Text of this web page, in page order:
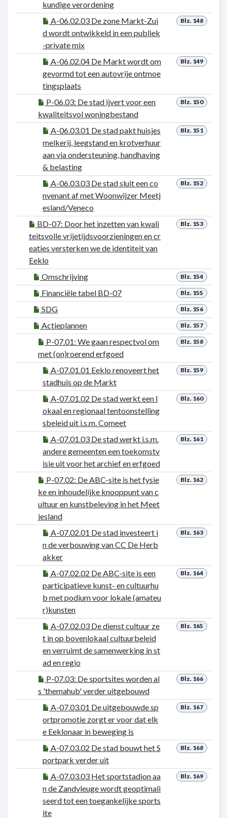
kundige verordening
Blz. 148
A-06.02.03 De zone Markt-Zui
d wordt ontwikkeld in een publiek
-private mix
Blz. 149
A-06.02.04 De Markt wordt om
gevormd tot een autovrije ontmoe
tingsplaats
Blz. 150
P-06.03: De stad ijvert voor een
kwaliteitsvol woningbestand
Blz. 151
A-06.03.01 De stad pakt huisjes
melkerij, leegstand en krotverhuur
aan via ondersteuning, handhaving
& belasting
Blz. 152
A-06.03.03 De stad sluit een co
nvenant af met Woonwijzer Meetj
esland/Veneco
Blz. 153
BD-07: Door het inzetten van kwali
teitsvolle vrijetijdsvoorzieningen en cr
eaties versterken we de identiteit van
Eeklo
Blz. 154
Omschrijving
Blz. 155
Financiële tabel BD-07
Blz. 156
SDG
Blz. 157
Actieplannen
Blz. 158
P-07.01: We gaan respectvol om
met (on)roerend erfgoed
Blz. 159
A-07.01.01 Eeklo renoveert het
stadhuis op de Markt
Blz. 160
A-07.01.02 De stad werkt een l
okaal en regionaal tentoonstelling
sbeleid uit i.s.m. Comeet
Blz. 161
A-07.01.03 De stad werkt i.s.m.
andere gemeenten een toekomstv
isie uit voor het archief en erfgoed
Blz. 162
P-07.02: De ABC-site is het fysie
ke en inhoudelijke knooppunt van c
ultuur en kunstbeleving in het Meet
jesland
Blz. 163
A-07.02.01 De stad investeert i
n de verbouwing van CC De Herb
akker
Blz. 164
A-07.02.02 De ABC-site is een
participatieve kunst- en cultuurhu
b met podium voor lokale (amateu
r)kunsten
Blz. 165
A-07.02.03 De dienst cultuur ze
t in op bovenlokaal cultuurbeleid
en verruimt de samenwerking in st
ad en regio
Blz. 166
P-07.03: De sportsites worden al
s 'themahub' verder uitgebouwd
Blz. 167
A-07.03.01 De uitgebouwde sp
ortpromotie zorgt er voor dat elk
e Eeklonaar in beweging is
Blz. 168
A-07.03.02 De stad bouwt het S
portpark verder uit
Blz. 169
A-07.03.03 Het sportstadion aa
n de Zandvleuge wordt geoptimali
seerd tot een toegankelijke sports
ite